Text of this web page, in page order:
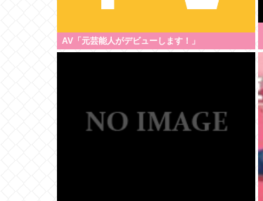
AV「元芸能人がデビューします！」